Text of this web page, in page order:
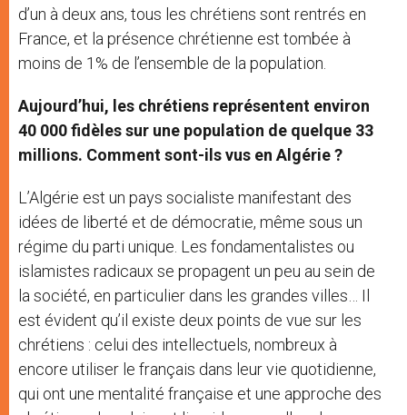
d’un à deux ans, tous les chrétiens sont rentrés en
France, et la présence chrétienne est tombée à
moins de 1% de l’ensemble de la population.
Aujourd’hui, les chrétiens représentent environ
40 000 fidèles sur une population de quelque 33
millions. Comment sont-ils vus en Algérie ?
L’Algérie est un pays socialiste manifestant des
idées de liberté et de démocratie, même sous un
régime du parti unique. Les fondamentalistes ou
islamistes radicaux se propagent un peu au sein de
la société, en particulier dans les grandes villes… Il
est évident qu’il existe deux points de vue sur les
chrétiens : celui des intellectuels, nombreux à
encore utiliser le français dans leur vie quotidienne,
qui ont une mentalité française et une approche des